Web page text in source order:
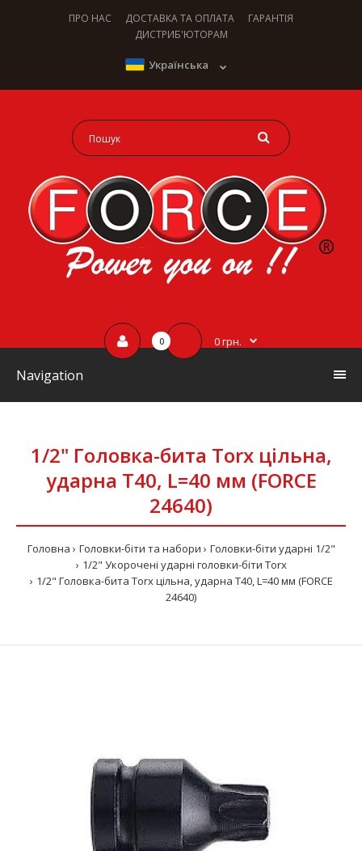
ПРО НАС ДОСТАВКА ТА ОПЛАТА
ГАРАНТІЯ
ДИСТРИБ'ЮТОРАМ
Українська
0 0 грн.
Navigation
1/2" Головка-бита Torx цільна,
ударна Т40, L=40 мм (FORCE
24640)
Головна Головки-біти та набори
Головки-біти ударні 1/2"
1/2" Укорочені ударні головки-біти Torx
1/2" Головка-бита Torx цільна, ударна Т40, L=40 мм (FORCE
24640)